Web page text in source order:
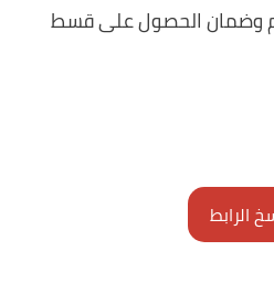
وضمان الحصول على قسط
الرابط